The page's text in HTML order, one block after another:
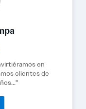
en
clientes de